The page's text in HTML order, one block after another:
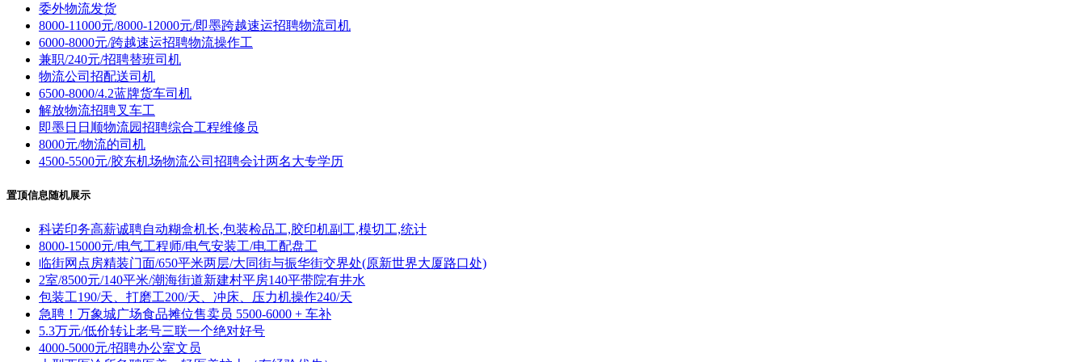
委外物流发货
8000-11000元/8000-12000元/即墨跨越速运招聘物流司机
6000-8000元/跨越速运招聘物流操作工
兼职/240元/招聘替班司机
物流公司招配送司机
6500-8000/4.2蓝牌货车司机
解放物流招聘叉车工
即墨日日顺物流园招聘综合工程维修员
8000元/物流的司机
4500-5500元/胶东机场物流公司招聘会计两名大专学历
置顶信息随机展示
科诺印务高薪诚聘自动糊盒机长,包装检品工,胶印机副工,模切工,统计
8000-15000元/电气工程师/电气安装工/电工配盘工
临街网点房精装门面/650平米两层/大同街与振华街交界处(原新世界大厦路口处)
2室/8500元/140平米/潮海街道新建村平房140平带院有井水
包装工190/天、打磨工200/天、冲床、压力机操作240/天
急聘！万象城广场食品摊位售卖员 5500-6000 + 车补
5.3万元/低价转让老号三联一个绝对好号
4000-5000元/招聘办公室文员